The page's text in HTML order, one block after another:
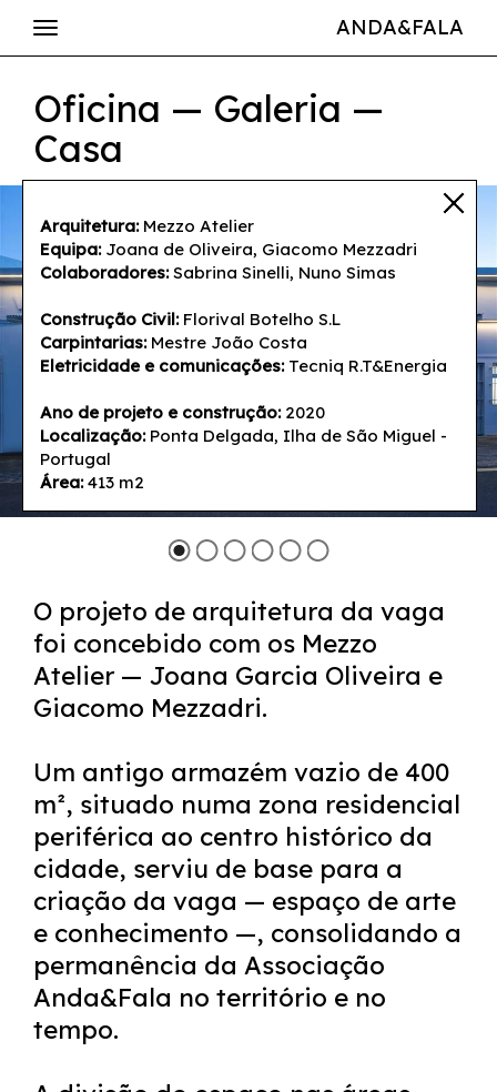
ANDA&FALA
Oficina — Galeria —
Casa
© Alexander Bogorodskiy
O projeto de arquitetura da vaga
foi concebido com os Mezzo
Atelier — Joana Garcia Oliveira e
Giacomo Mezzadri.
Um antigo armazém vazio de 400
m², situado numa zona residencial
periférica ao centro histórico da
cidade, serviu de base para a
criação da vaga — espaço de arte
e conhecimento —, consolidando a
permanência da Associação
Anda&Fala no território e no
tempo.
Arquitetura:Mezzo Atelier
Equipa: Joana de Oliveira, Giacomo Mezzadri
Colaboradores:Sabrina Sinelli, Nuno Simas
Construção Civil: Florival Botelho S.L
Carpintarias: Mestre João Costa
Eletricidade e comunicações: Tecniq R.T&Energia
Ano de projeto e construção:2020
Localização: Ponta Delgada, Ilha de São Miguel -
Portugal
Área:413 m2